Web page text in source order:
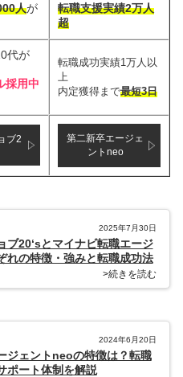
人が
転職支援実績2万人
超
代が
採用中
転職成功実績1万人以
上
内定獲得まで最短3日
ブ2
第二新卒エージェ
ントneo
2025年7月30日
ブ20‘sとマイナビ転職エージ
れの特徴・強みと転職成功法
>続きを読む
2024年6月20日
ジェントneoの特徴は？転職
ポート体制を解説